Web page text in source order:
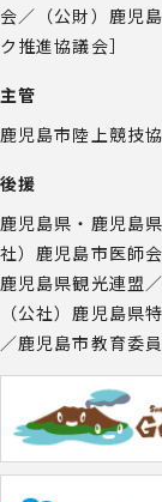
会／（公財）鹿児
ク推進協議会］
主管
鹿児島市陸上競技
後援
鹿児島県・鹿児島
社）鹿児島市医師
鹿児島県観光連盟
（公社）鹿児島県
／鹿児島市教育委